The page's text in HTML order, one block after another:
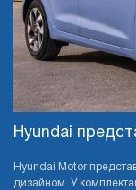
Hyundai
Hyundai Motor
дизайном. У